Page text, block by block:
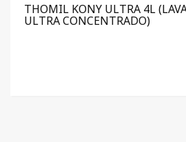
THOMIL KONY ULTRA 4L
ULTRA CONCENTRADO)